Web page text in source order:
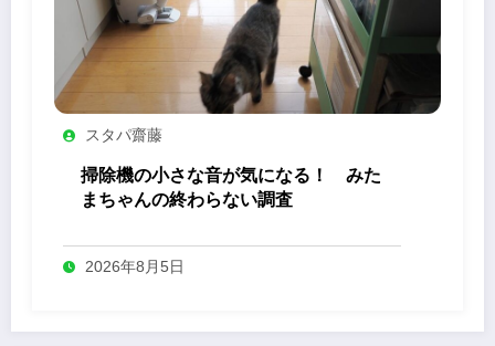
スタパ齋藤
掃除機の小さな音が気になる！ みた
まちゃんの終わらない調査
2026年8月5日